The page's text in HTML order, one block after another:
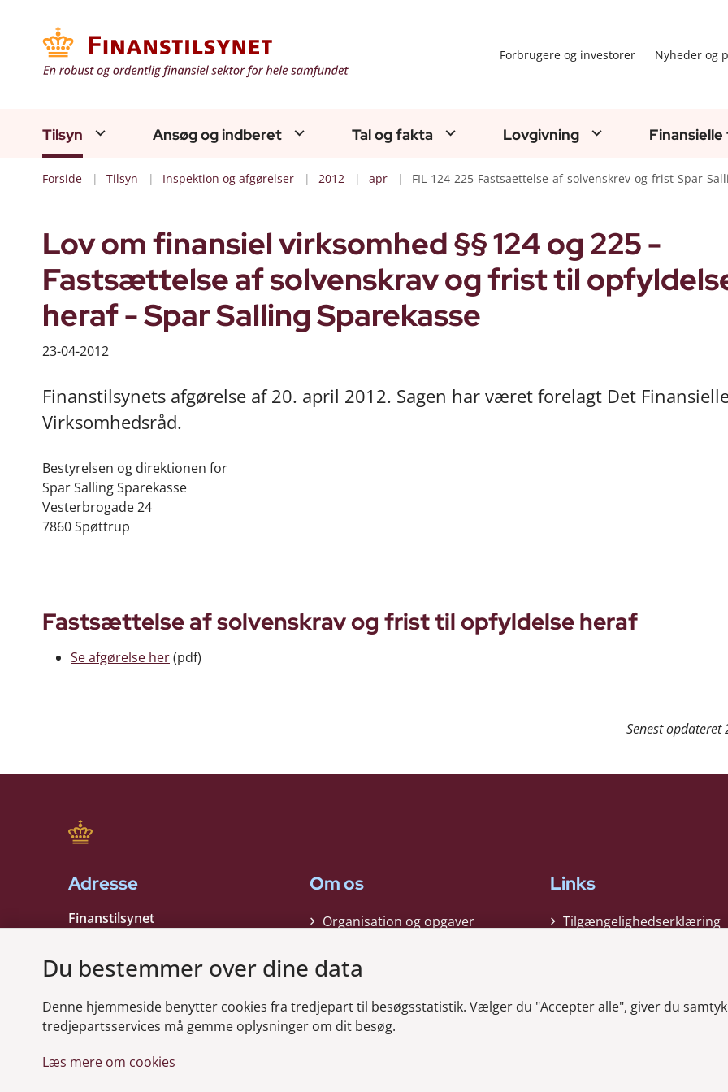
Forbrugere og investorer Nyheder og
Tilsyn Ansøg og indberet Tal og fakta Lovgivning
Forside Tilsyn Inspektion og afgørelser 2012 apr FIL-124-225-Fastsaettelse-af-solvenskrev-og-frist-Spar-
Lov om finansiel virksomhed §§ 124 og 225 -
Fastsættelse af solvenskrav og frist til
heraf - Spar Salling Sparekasse
23-04-2012
Finanstilsynets afgørelse af 20. april 2012. Sagen har været forelagt Det
Virksomhedsråd.
Bestyrelsen og direktionen for
Spar Salling Sparekasse
Vesterbrogade 24
7860 Spøttrup
Fastsættelse af solvenskrav og frist til opfyldelse heraf
Se afgørelse her(pdf)
Senest opdateret
Adresse
Finanstilsynet
1401 København K
CVR nummer:10598184
Om os
Organisation og opgaver
Kontakt
Modtag nyheder
Links
Tilgængelighedserklæring
Whistleblower
Du bestemmer over dine data
Denne hjemmeside benytter cookies fra tredjepart til besøgsstatistik. Vælger du "Accepter alle", giver du
tredjepartsservices må gemme oplysninger om dit besøg.
Læs mere om cookies